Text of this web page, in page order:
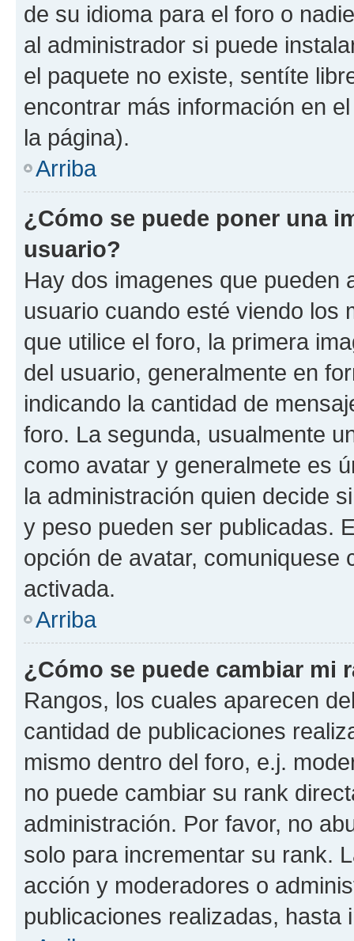
de su idioma para el foro o
al administrador si puede
el paquete no existe, sentíte
encontrar más información en
la página).
Arriba
¿Cómo se puede poner una
usuario?
Hay dos imagenes que pueden
usuario cuando esté viendo los
que utilice el foro, la primera
del usuario, generalmente en
indicando la cantidad de
foro. La segunda, usualmente
como avatar y generalmete es
la administración quien decide
y peso pueden ser publicadas.
opción de avatar, comuniquese
activada.
Arriba
¿Cómo se puede cambiar mi
Rangos, los cuales aparecen
cantidad de publicaciones
mismo dentro del foro, e.j.
no puede cambiar su rank
administración. Por favor, no
solo para incrementar su rank.
acción y moderadores o
publicaciones realizadas, hasta